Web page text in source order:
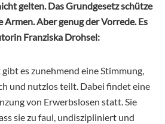
gelten. Das Grundgesetz schütze
Armen. Aber genug der Vorrede. Es
Franziska Drohsel:
es zunehmend eine Stimmung,
und nutzlos teilt. Dabei findet eine
von Erwerbslosen statt. Sie
sie zu faul, undiszipliniert und